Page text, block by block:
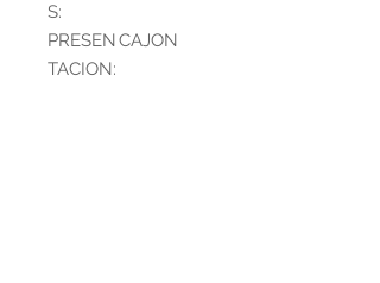
S:
PRESEN
TACION:
CAJON